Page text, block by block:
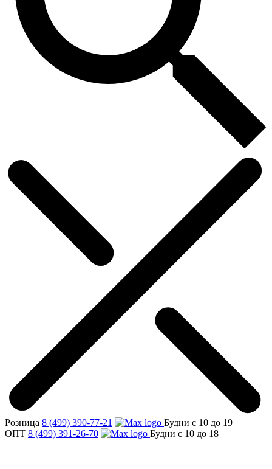
Розница 8 (499) 390-77-21
Будни с 10 до 19
ОПТ 8 (499) 391-26-70 Будни с 10 до 18